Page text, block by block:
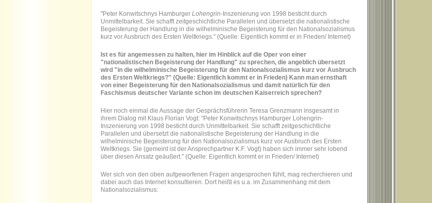
"Peter Konwitschnys Hamburger Lohengrin-Inszenierung von 1998 besticht durch
Unmittelbarkeit. Sie schafft zeitgeschichtliche Parallelen und übersetzt die nationalistische
Begeisterung der Handlung in die wilhelminische Begeisterung für den Nationalsozialismus
kurz vor Ausbruch des Ersten Weltkriegs." (Quelle: Eigentlich kommt er in Frieden/ Internet)
Ist es für angemessen zu halten, hier im Hinblick auf die Oper von einer
"nationalistischen Begeisterung der Handlung" zu sprechen, die angeblich übersetzt
wird "in die wilhelminische Begeisterung für den Nationalsozialismus kurz vor Ausbruch
des Ersten Weltkriegs?" (Quelle: Eigentlich kommt er in Frieden) Kann man ernsthaft
von einer Begeisterung für den Nationalsozialismus und damit natürlich für den
Faschismus deutscher Variante schon im deutschen Kaiserreich sprechen?
Hier noch einmal die Aussage der Gesprächsführerin Teresa Grenzmann insgesamt in
ihrem Dialog mit Klaus Florian Vogt: "Peter Konwitschnys Hamburger Lohengrin-
Inszenierung von 1998 besticht durch Unmittelbarkeit. Sie schafft zeitgeschichtliche
Parallelen und übersetzt die nationalistische Begeisterung der Handlung in die
wilhelminische Begeisterung für den Nationalsozialismus kurz vor Ausbruch des Ersten
Weltkriegs. Sie (gemeint ist der Ansprechpartner K.F. Vogt) haben sich immer sehr lobend
über diesen Ansatz geäußert." (Quelle: Eigentlich kommt er in Frieden/ Internet)
Wer sich von den oben aufgeworfenen Fragen angesprochen fühlt, mag recherchieren und
dabei auch das Internet konsultieren. Dort heißt es u.a. im Zusammenhang mit dem
Nationalsozialismus: